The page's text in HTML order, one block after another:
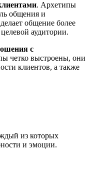
. Архетипы
общения и
общение более
аудитории.
с
четко выстроены, они
клиентов, а также
из которых
и эмоции.